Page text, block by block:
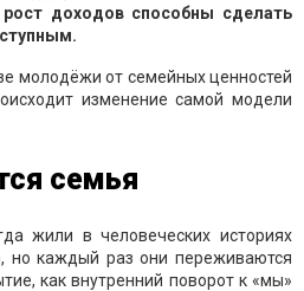
доходов способны сделать
молодёжи от семейных ценностей
изменение самой модели
семья
жили в человеческих историях
но каждый раз они переживаются
как внутренний поворот к «мы»